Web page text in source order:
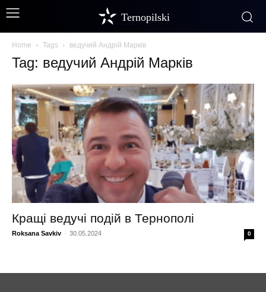
Ternopilski
Home Tags ведучий Андрій Марків
Tag: ведучий Андрій Марків
Кращі ведучі подій в Тернополі
Roksana Savkiv - 30.05.2024 0